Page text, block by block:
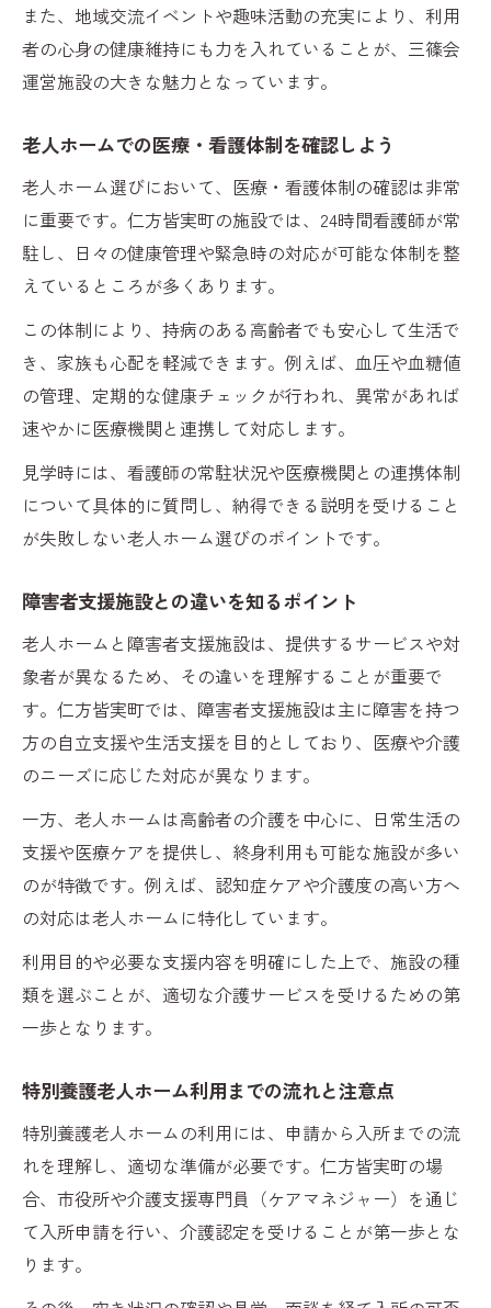
また、地域交流イベントや趣味活動の充実により、利用
者の心身の健康維持にも力を入れていることが、三篠会
運営施設の大きな魅力となっています。
老人ホームでの医療・看護体制を確認しよう
老人ホーム選びにおいて、医療・看護体制の確認は非常
に重要です。仁方皆実町の施設では、24時間看護師が常
駐し、日々の健康管理や緊急時の対応が可能な体制を整
えているところが多くあります。
この体制により、持病のある高齢者でも安心して生活で
き、家族も心配を軽減できます。例えば、血圧や血糖値
の管理、定期的な健康チェックが行われ、異常があれば
速やかに医療機関と連携して対応します。
見学時には、看護師の常駐状況や医療機関との連携体制
について具体的に質問し、納得できる説明を受けること
が失敗しない老人ホーム選びのポイントです。
障害者支援施設との違いを知るポイント
老人ホームと障害者支援施設は、提供するサービスや対
象者が異なるため、その違いを理解することが重要で
す。仁方皆実町では、障害者支援施設は主に障害を持つ
方の自立支援や生活支援を目的としており、医療や介護
のニーズに応じた対応が異なります。
一方、老人ホームは高齢者の介護を中心に、日常生活の
支援や医療ケアを提供し、終身利用も可能な施設が多い
のが特徴です。例えば、認知症ケアや介護度の高い方へ
の対応は老人ホームに特化しています。
利用目的や必要な支援内容を明確にした上で、施設の種
類を選ぶことが、適切な介護サービスを受けるための第
一歩となります。
特別養護老人ホーム利用までの流れと注意点
特別養護老人ホームの利用には、申請から入所までの流
れを理解し、適切な準備が必要です。仁方皆実町の場
合、市役所や介護支援専門員（ケアマネジャー）を通じ
て入所申請を行い、介護認定を受けることが第一歩とな
ります。